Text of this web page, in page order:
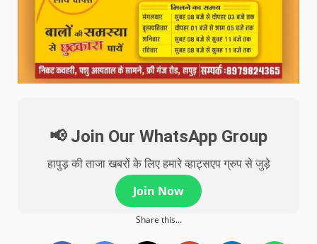
📢 Join Our WhatsApp Group
हापुड़ की ताजा खबरों के लिए हमारे व्हाट्सएप ग्रुप से जुड़े
Join Now
Share this...